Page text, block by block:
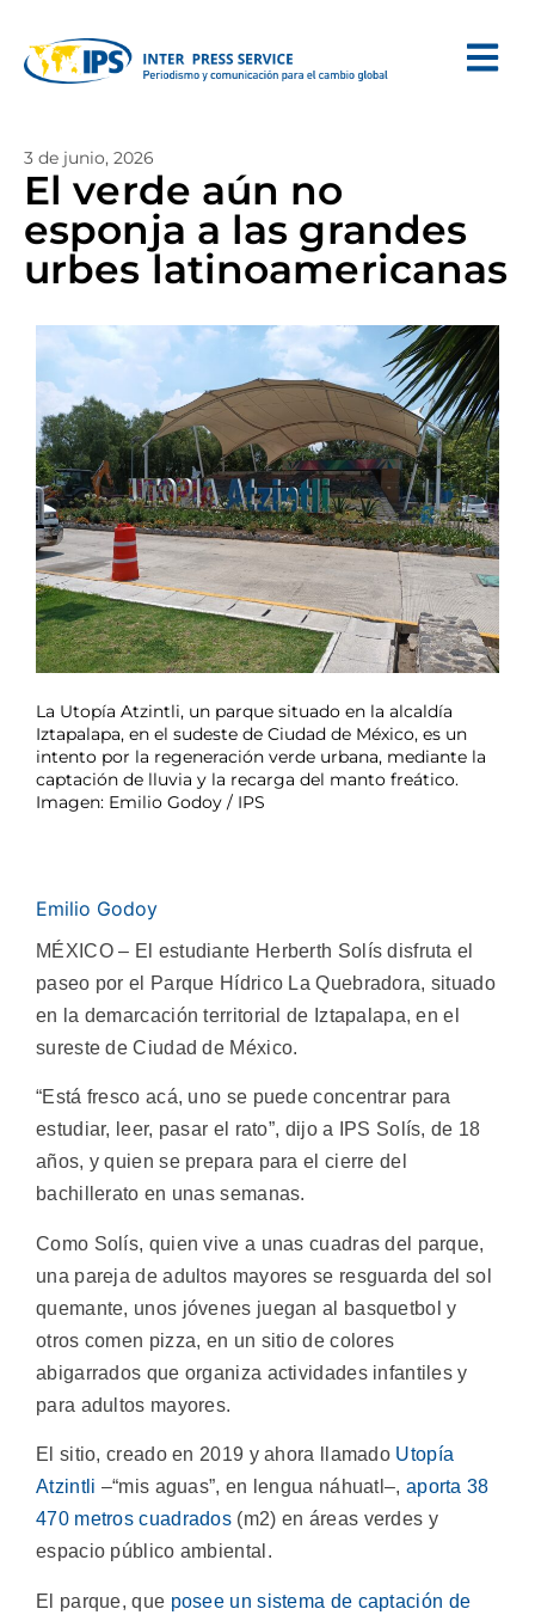
3 de junio, 2026
El verde aún no
esponja a las grandes
urbes latinoamericanas
La Utopía Atzintli, un parque situado en la alcaldía
Iztapalapa, en el sudeste de Ciudad de México, es un
intento por la regeneración verde urbana, mediante la
captación de lluvia y la recarga del manto freático.
Imagen: Emilio Godoy / IPS
Emilio Godoy
MÉXICO – El estudiante Herberth Solís disfruta el
paseo por el Parque Hídrico La Quebradora, situado
en la demarcación territorial de Iztapalapa, en el
sureste de Ciudad de México.
“Está fresco acá, uno se puede concentrar para
estudiar, leer, pasar el rato”, dijo a IPS Solís, de 18
años, y quien se prepara para el cierre del
bachillerato en unas semanas.
Como Solís, quien vive a unas cuadras del parque,
una pareja de adultos mayores se resguarda del sol
quemante, unos jóvenes juegan al basquetbol y
otros comen pizza, en un sitio de colores
abigarrados que organiza actividades infantiles y
para adultos mayores.
El sitio, creado en 2019 y ahora llamado Utopía
Atzintli –“mis aguas”, en lengua náhuatl–, aporta 38
470 metros cuadrados (m2) en áreas verdes y
espacio público ambiental.
El parque, que posee un sistema de captación de